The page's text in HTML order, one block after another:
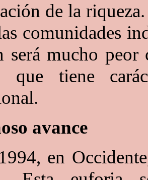
de la
comunidades
será mucho
que tiene
avance
en